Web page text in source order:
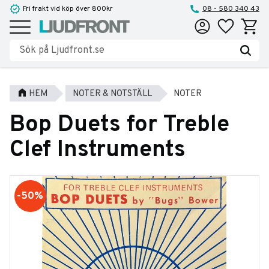
Meny
Fri frakt vid köp över 800kr 08 - 580 340 43
Favoriter
HEM NOTER & NOTSTÄLL NOTER
Bop Duets for Treble
Clef Instruments
50%